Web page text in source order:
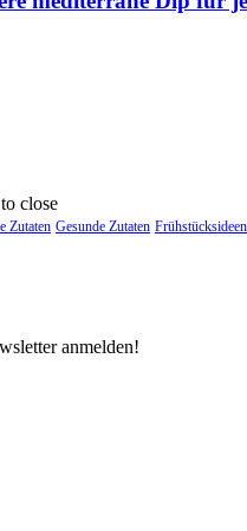
close
Zutaten Gesunde Zutaten Frühstücksideen
anmelden!